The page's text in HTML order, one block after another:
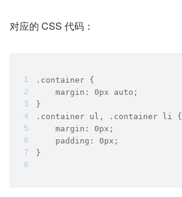
对应的 CSS 代码：
.container {
    margin: 0px auto;
}
.container ul, .container li {
    margin: 0px;
    padding: 0px;
}